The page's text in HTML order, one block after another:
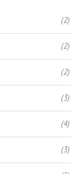
(2)
(2)
(2)
(3)
(4)
(3)